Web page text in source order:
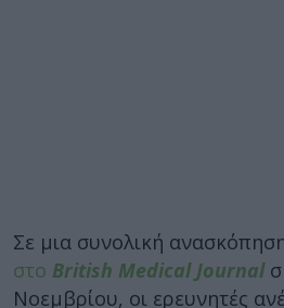
Σε μια συνολική
στο British Medical Journal
Νοεμβρίου, οι ερευνητές